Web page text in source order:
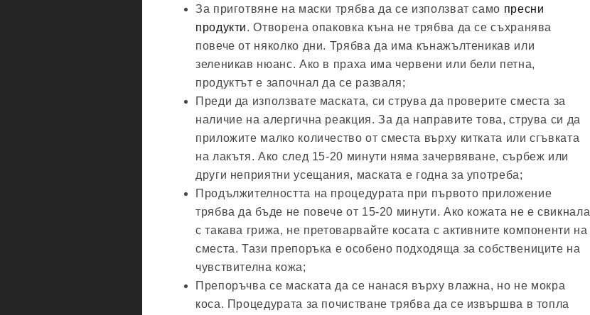
За приготвяне на маски трябва да се използват само пресни
продукти. Отворена опаковка къна не трябва да се съхранява
повече от няколко дни. Трябва да има кънажълтеникав или
зеленикав нюанс. Ако в праха има червени или бели петна,
продуктът е започнал да се разваля;
Преди да използвате маската, си струва да проверите сместа за
наличие на алергична реакция. За да направите това, струва си да
приложите малко количество от сместа върху китката или сгъвката
на лакътя. Ако след 15-20 минути няма зачервяване, сърбеж или
други неприятни усещания, маската е годна за употреба;
Продължителността на процедурата при първото приложение
трябва да бъде не повече от 15-20 минути. Ако кожата не е свикнала
с такава грижа, не претоварвайте косата с активните компоненти на
сместа. Тази препоръка е особено подходяща за собствениците на
чувствителна кожа;
Препоръчва се маската да се нанася върху влажна, но не мокра
коса. Процедурата за почистване трябва да се извършва в топла